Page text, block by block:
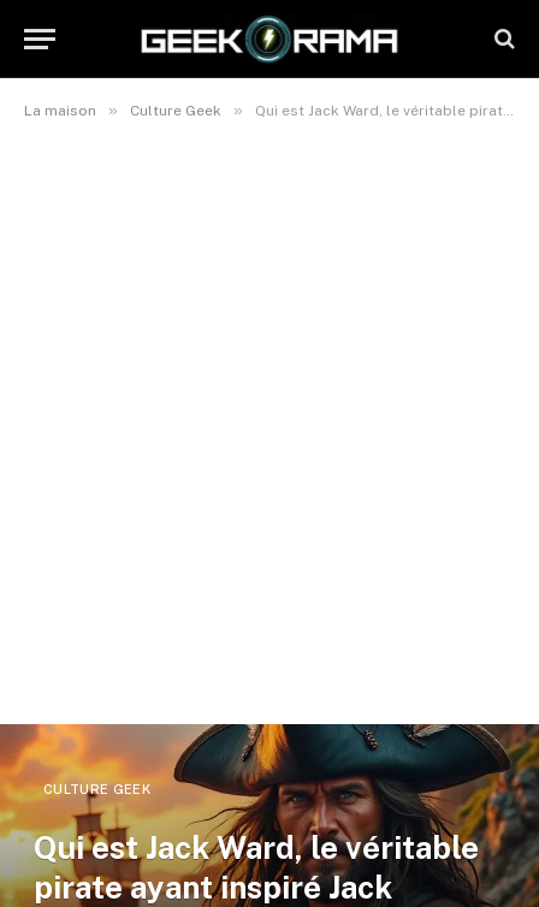
La maison » Culture Geek » Qui est Jack Ward, le véritable pirate ayant inspiré Jack Sparrow dans Pirates des Caraïbes ?
CULTURE GEEK
Qui est Jack Ward, le véritable
pirate ayant inspiré Jack